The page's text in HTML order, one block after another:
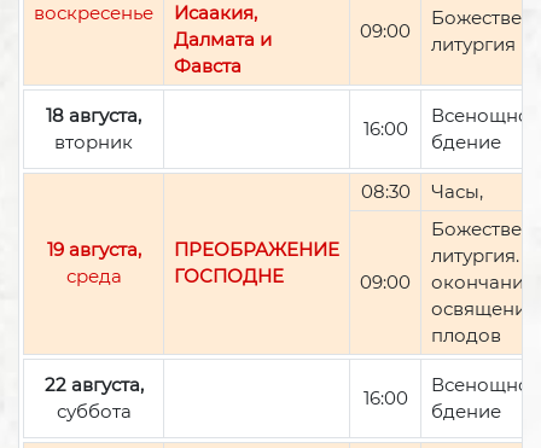
воскресенье
Исаакия,
Далмата и
Фавста
09:00
литургия
18 августа,
вторник
16:00
Всенощное
бдение
19 августа,
среда
ПРЕОБРАЖЕНИЕ
ГОСПОДНЕ
08:30 Часы,
09:00
литургия.
окончании
освящение
плодов
22 августа,
суббота
16:00
Всенощное
бдение